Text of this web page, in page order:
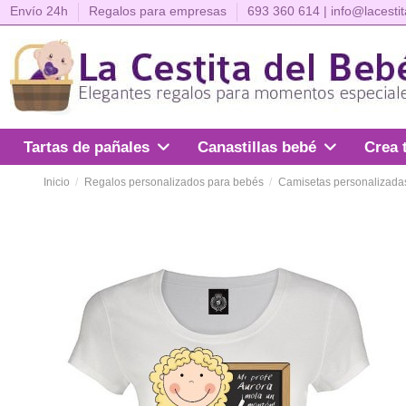
Envío 24h Regalos para empresas 693 360 614|
Tartas de pañales Canastillas bebé Crea
Inicio Regalos personalizados para bebés Camisetas